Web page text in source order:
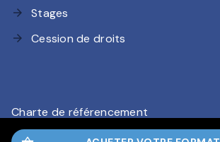
arrow_forward Stages
arrow_forward Cession de droits
Charte de référencement
CGU